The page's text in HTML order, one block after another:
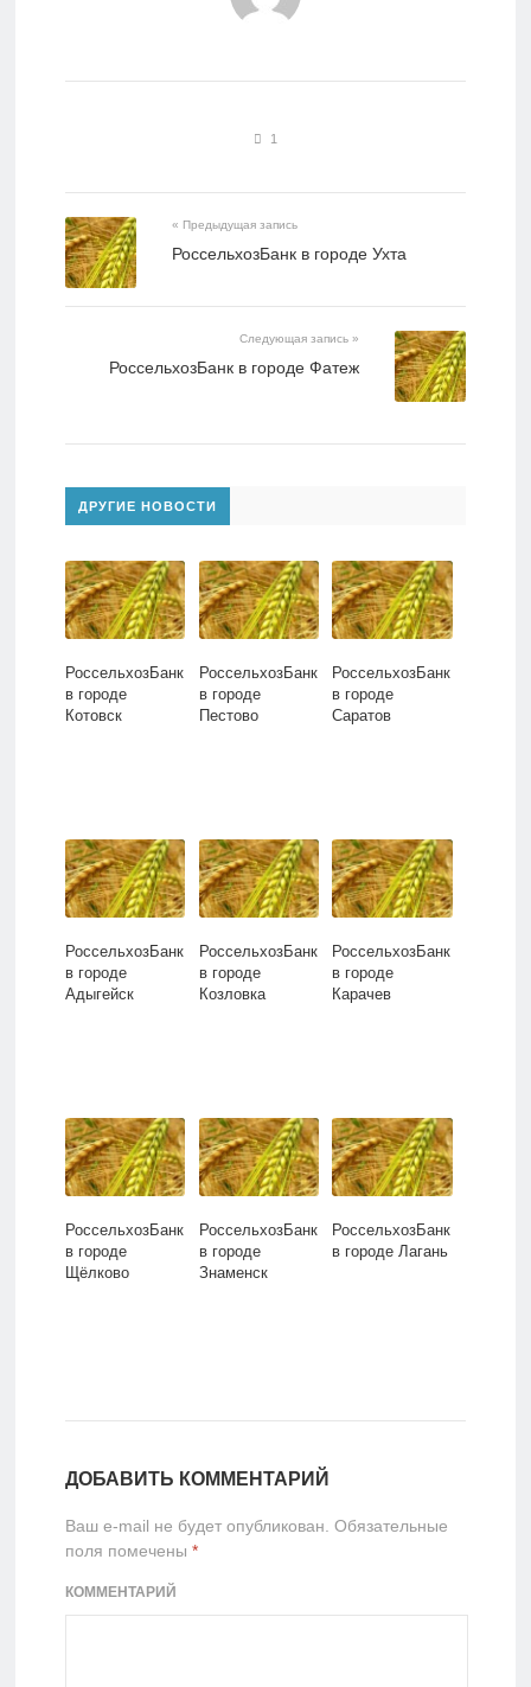
1
« Предыдущая запись
РоссельхозБанк в городе Ухта
Следующая запись »
РоссельхозБанк в городе Фатеж
ДРУГИЕ НОВОСТИ
РоссельхозБанк
в городе
Котовск
РоссельхозБанк
в городе
Пестово
РоссельхозБанк
в городе
Саратов
РоссельхозБанк
в городе
Адыгейск
РоссельхозБанк
в городе
Козловка
РоссельхозБанк
в городе
Карачев
РоссельхозБанк
в городе
Щёлково
РоссельхозБанк
в городе
Знаменск
РоссельхозБанк
в городе Лагань
ДОБАВИТЬ КОММЕНТАРИЙ
Ваш e-mail не будет опубликован. Обязательные
поля помечены *
КОММЕНТАРИЙ